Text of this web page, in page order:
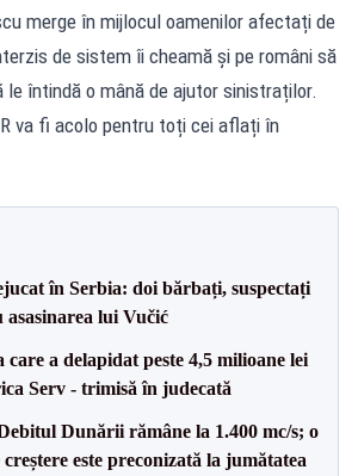
merge în mijlocul oamenilor afectați de
de sistem îi cheamă și pe români să
întindă o mână de ajutor sinistraților.
va fi acolo pentru toți cei aflați în
în Serbia: doi bărbați, suspectați
asasinarea lui Vučić
care a delapidat peste 4,5 milioane lei
Serv - trimisă în judecată
Dunării rămâne la 1.400 mc/s; o
este preconizată la jumătatea